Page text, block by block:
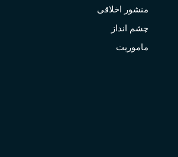
منشور اخلاقی
چشم انداز
ماموریت